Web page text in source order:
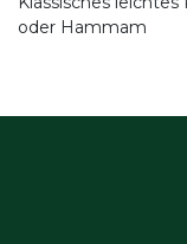
oder Hammam